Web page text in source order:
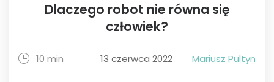
Dlaczego robot nie równa się
człowiek?
10 min 13 czerwca 2022 Mariusz Pultyn